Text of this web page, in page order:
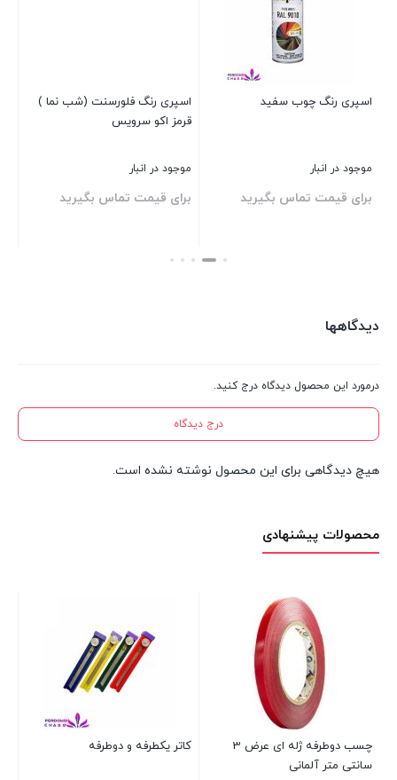
اسپری رنگ چوب سفید
موجود در انبار
برای قیمت تماس بگیرید
اسپری رنگ فلورسنت (شب نما )
قرمز اکو سرویس
موجود در انبار
برای قیمت تماس بگیرید
بستن
دیدگاهها
درمورد این محصول دیدگاه درج کنید.
درج دیدگاه
هیچ دیدگاهی برای این محصول نوشته نشده است.
محصولات پیشنهادی
چسب دوطرفه ژله ای عرض 3
سانتی متر آلمانی
کاتر یکطرفه و دوطرفه